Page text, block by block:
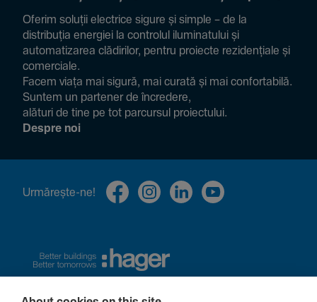
Oferim soluții electrice sigure și simple – de la
distribuția energiei la controlul ilumi­na­tului și
auto­ma­ti­zarea clădi­rilor, pentru proiecte rezi­den­țiale și
comer­ciale.
Facem viața mai sigură, mai curată și mai confor­ta­bilă.
Suntem un partener de încre­dere,
alături de tine pe tot parcursul proiec­tului.
Despre noi
Urmă­rește-ne!